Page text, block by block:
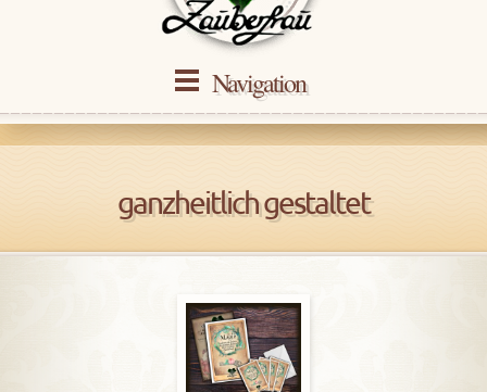
Navigation
ganzheitlich gestaltet